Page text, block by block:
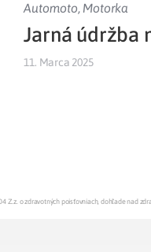
Automoto, Motorka
Jarná údržba
11. Marca 2025
o zdravotných poisťovniach, dohľade nad